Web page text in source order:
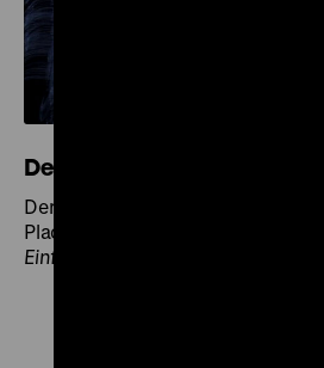
Der Tag
Der Tag (D 2008), R/B: Uli M
Plache, S: Ernst Carrias, M: FM
Einführung